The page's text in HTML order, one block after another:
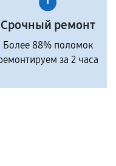
Срочный ремонт
Более 88% поломок
за 2 часа